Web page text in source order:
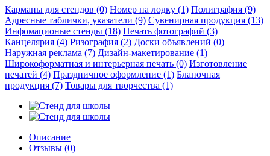
Карманы для стендов (0) Номер на лодку (1) Полиграфия (9)
Адресные таблички, указатели (9) Сувенирная продукция (13)
Инфомационые стенды (18) Печать фотографий (3)
Канцелярия (4) Ризография (2) Доски объявлений (0)
Наружная реклама (7) Дизайн-макетирование (1)
Широкоформатная и интерьерная печать (0) Изготовление
печатей (4) Праздничное оформление (1) Бланочная
продукция (7) Товары для творчества (1)
Описание
Отзывы (0)